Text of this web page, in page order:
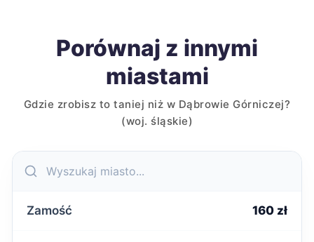
Porównaj z innymi
miastami
Gdzie zrobisz to taniej niż w Dąbrowie Górniczej?
(woj. śląskie)
Zamość 160 zł